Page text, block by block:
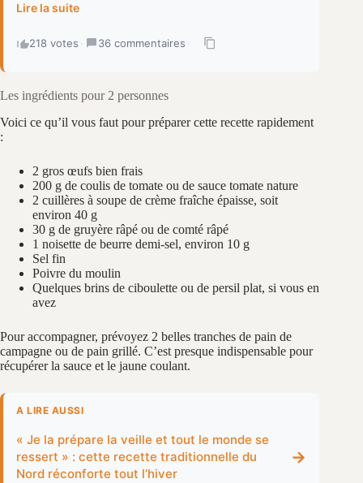
Lire la suite
218 votes · 36 commentaires ·
Les ingrédients pour 2 personnes
Voici ce qu’il vous faut pour préparer cette recette rapidement
:
2 gros œufs bien frais
200 g de coulis de tomate ou de sauce tomate nature
2 cuillères à soupe de crème fraîche épaisse, soit
environ 40 g
30 g de gruyère râpé ou de comté râpé
1 noisette de beurre demi-sel, environ 10 g
Sel fin
Poivre du moulin
Quelques brins de ciboulette ou de persil plat, si vous en
avez
Pour accompagner, prévoyez 2 belles tranches de pain de
campagne ou de pain grillé. C’est presque indispensable pour
récupérer la sauce et le jaune coulant.
A LIRE AUSSI
« Je la prépare la veille et tout le monde se
ressert » : cette recette traditionnelle du
Nord réconforte tout l’hiver
→